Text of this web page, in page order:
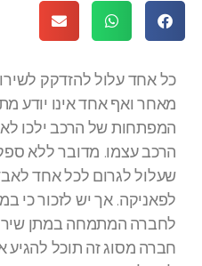
כל אחד עלול להזדקק
מאחר ואף אחד אינו יודע
המפתחות של הרכב ילכו
הרכב עצמו. מדובר ללא
שעלול לגרום לכל אחד
לפאניקה. אך יש לזכור כי
לחברה המתמחה במתן
חברה מסוג זה תוכל להגיע